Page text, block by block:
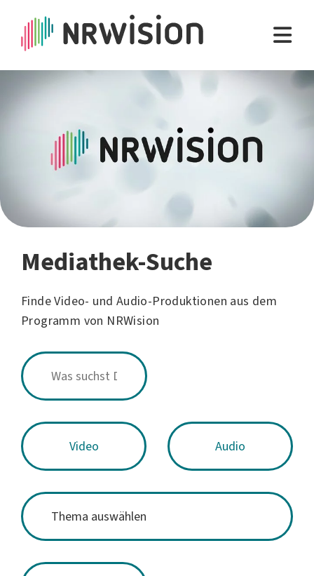
Mediathek-Suche
Finde Video- und Audio-Produktionen aus dem
Programm von NRWision
Video Audio